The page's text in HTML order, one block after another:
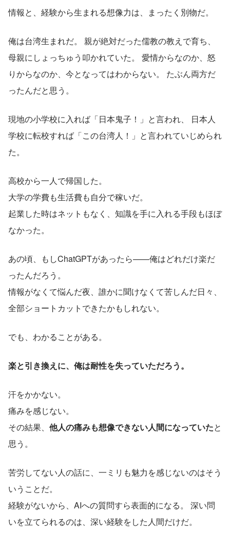
情報と、経験から生まれる想像力は、まったく別物だ。
俺は台湾生まれだ。 親が絶対だった儒教の教えで育ち、
母親にしょっちゅう叩かれていた。 愛情からなのか、怒
りからなのか、今となってはわからない。 たぶん両方だ
ったんだと思う。
現地の小学校に入れば「日本鬼子！」と言われ、 日本人
学校に転校すれば「この台湾人！」と言われていじめられ
た。
高校から一人で帰国した。
大学の学費も生活費も自分で稼いだ。
起業した時はネットもなく、知識を手に入れる手段もほぼ
なかった。
あの頃、もしChatGPTがあったら——俺はどれだけ楽だ
ったんだろう。
情報がなくて悩んだ夜、誰かに聞けなくて苦しんだ日々、
全部ショートカットできたかもしれない。
でも、わかることがある。
楽と引き換えに、俺は耐性を失っていただろう。
汗をかかない。
痛みを感じない。
その結果、 他人の痛みも想像できない人間になっていたと
思う。
苦労してない人の話に、一ミリも魅力を感じないのはそう
いうことだ。
経験がないから、AIへの質問すら表面的になる。 深い問
いを立てられるのは、深い経験をした人間だけだ。